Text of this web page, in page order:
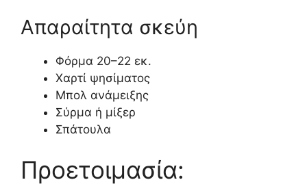
Απαραίτητα σκεύη
Φόρμα 20–22 εκ.
Χαρτί ψησίματος
Μπολ ανάμειξης
Σύρμα ή μίξερ
Σπάτουλα
Προετοιμασία: